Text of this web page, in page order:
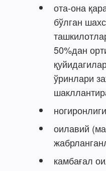
ота-она
бўлган
50%дан
ўринлари
оилавий
камбағал